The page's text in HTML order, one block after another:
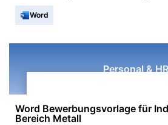
Word
Personal & HR
Word Bewerbungsvorlage für
Bereich Metall